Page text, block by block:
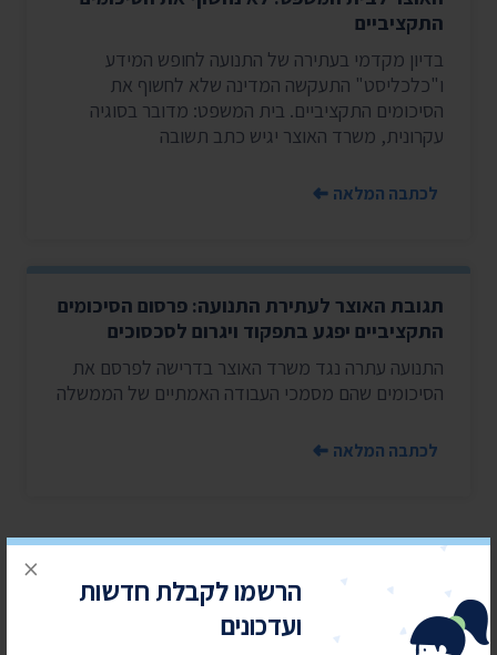
הרשמו לקבלת חדשות
ועדכונים
×
התקציביים
בדיון מקדמי בעתירה של התנועה לחופש המידע
ו"כלכליסט" התעקשה המדינה שלא לחשוף את
הסיכומים התקציביים. בית המשפט: מדובר בסוגיה
עקרונית, משרד האוצר יגיש כתב תשובה
לכתבה המלאה
תגובת האוצר לעתירת התנועה: פרסום הסיכומים
התקציביים יפגע בתפקוד ויגרום לסכסוכים
התנועה עתרה נגד משרד האוצר בדרישה לפרסם את
הסיכומים שהם מסמכי העבודה האמתיים של הממשלה
לכתבה המלאה